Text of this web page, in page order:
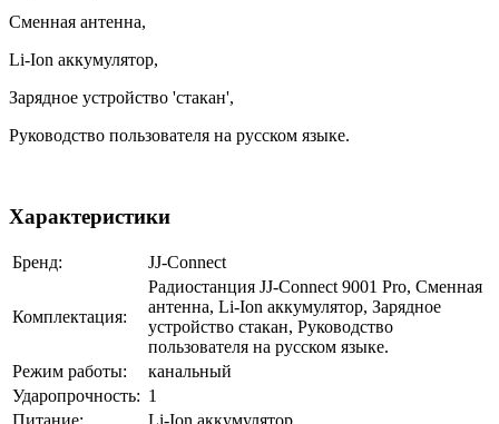
Сменная антенна,
Li-Ion аккумулятор,
Зарядное устройство 'стакан',
Руководство пользователя на русском языке.
Характеристики
Бренд: JJ-Connect
Комплектация:
Радиостанция JJ-Connect 9001 Pro, Сменная
антенна, Li-Ion аккумулятор, Зарядное
устройство стакан, Руководство
пользователя на русском языке.
Режим работы:
канальный
Ударопрочность: 1